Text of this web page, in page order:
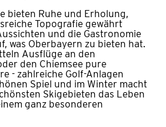
bieten Ruhe und Erholung,
Topografie gewährt
und die Gastronomie
was Oberbayern zu bieten hat.
Ausflüge an den
den Chiemsee pure
- zahlreiche Golf-Anlagen
Spiel und im Winter macht
Skigebieten das Leben
ganz besonderen